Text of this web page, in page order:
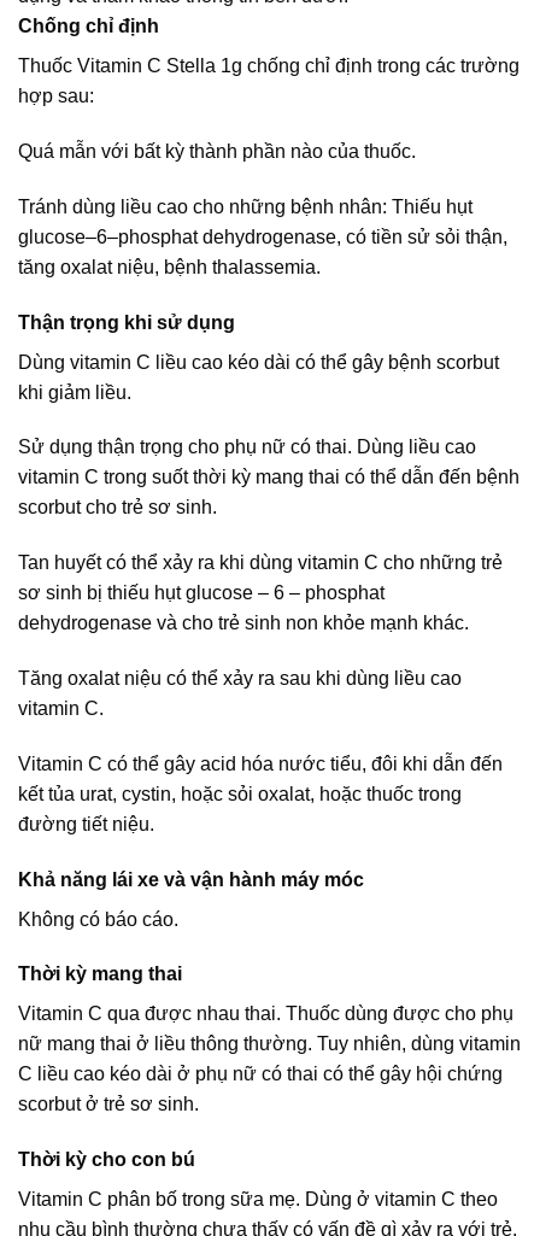
Chống chỉ định
Thuốc Vitamin C Stella 1g chống chỉ định trong các trường
hợp sau:
Quá mẫn với bất kỳ thành phần nào của thuốc.
Tránh dùng liều cao cho những bệnh nhân: Thiếu hụt
glucose–6–phosphat dehydrogenase, có tiền sử sỏi thận,
tăng oxalat niệu, bệnh thalassemia.
Thận trọng khi sử dụng
Dùng vitamin C liều cao kéo dài có thể gây bệnh scorbut
khi giảm liều.
Sử dụng thận trọng cho phụ nữ có thai. Dùng liều cao
vitamin C trong suốt thời kỳ mang thai có thể dẫn đến bệnh
scorbut cho trẻ sơ sinh.
Tan huyết có thể xảy ra khi dùng vitamin C cho những trẻ
sơ sinh bị thiếu hụt glucose – 6 – phosphat
dehydrogenase và cho trẻ sinh non khỏe mạnh khác.
Tăng oxalat niệu có thể xảy ra sau khi dùng liều cao
vitamin C.
Vitamin C có thể gây acid hóa nước tiểu, đôi khi dẫn đến
kết tủa urat, cystin, hoặc sỏi oxalat, hoặc thuốc trong
đường tiết niệu.
Khả năng lái xe và vận hành máy móc
Không có báo cáo.
Thời kỳ mang thai
Vitamin C qua được nhau thai. Thuốc dùng được cho phụ
nữ mang thai ở liều thông thường. Tuy nhiên, dùng vitamin
C liều cao kéo dài ở phụ nữ có thai có thể gây hội chứng
scorbut ở trẻ sơ sinh.
Thời kỳ cho con bú
Vitamin C phân bố trong sữa mẹ. Dùng ở vitamin C theo
nhu cầu bình thường chưa thấy có vấn đề gì xảy ra với trẻ.